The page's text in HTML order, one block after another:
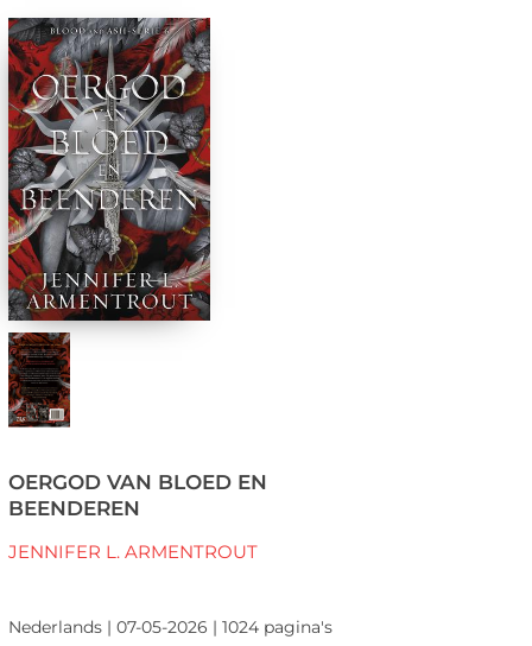
OERGOD VAN BLOED EN
BEENDEREN
JENNIFER L. ARMENTROUT
Nederlands | 07-05-2026 | 1024 pagina's